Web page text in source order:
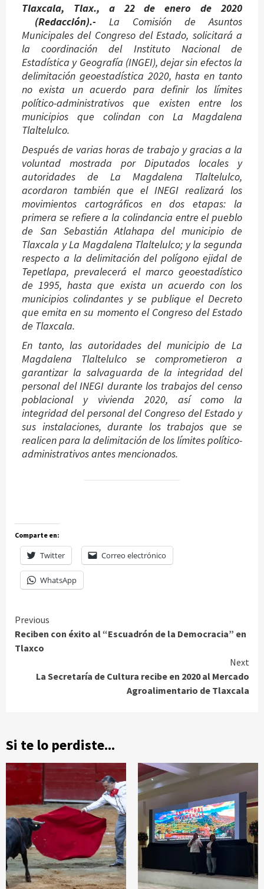
Tlaxcala, Tlax., a 22 de enero de 2020
(Redacción).- La Comisión de Asuntos
Municipales del Congreso del Estado, solicitará a
la coordinación del Instituto Nacional de
Estadística y Geografía (INGEI), dejar sin efectos la
delimitación geoestadística 2020, hasta en tanto
no exista un acuerdo para definir los límites
político-administrativos que existen entre los
municipios que colindan con La Magdalena
Tlaltelulco.
Después de varias horas de trabajo y gracias a la
voluntad mostrada por Diputados locales y
autoridades de La Magdalena Tlaltelulco,
acordaron también que el INEGI realizará los
movimientos cartográficos en dos etapas: la
primera se refiere a la colindancia entre el pueblo
de San Sebastián Atlahapa del municipio de
Tlaxcala y La Magdalena Tlaltelulco; y la segunda
respecto a la delimitación del polígono ejidal de
Tepetlapa, prevalecerá el marco geoestadístico
de 1995, hasta que exista un acuerdo con los
municipios colindantes y se publique el Decreto
que emita en su momento el Congreso del Estado
de Tlaxcala.
En tanto, las autoridades del municipio de La
Magdalena Tlaltelulco se comprometieron a
garantizar la salvaguarda de la integridad del
personal del INEGI durante los trabajos del censo
poblacional y vivienda 2020, así como la
integridad del personal del Congreso del Estado y
sus instalaciones, durante los trabajos que se
realicen para la delimitación de los límites político-
administrativos antes mencionados.
Comparte en:
Twitter Correo electrónico
WhatsApp
Continue
Reading
Previous
Reciben con éxito al “Escuadrón de la Democracia” en
Tlaxco
Next
La Secretaría de Cultura recibe en 2020 al Mercado
Agroalimentario de Tlaxcala
Si te lo perdiste...